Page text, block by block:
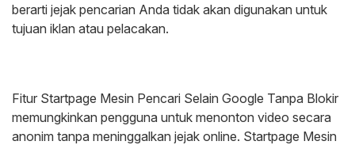
berarti jejak pencarian Anda tidak akan digunakan untuk
tujuan iklan atau pelacakan.
Fitur Startpage Mesin Pencari Selain Google Tanpa Blokir
memungkinkan pengguna untuk menonton video secara
anonim tanpa meninggalkan jejak online. Startpage Mesin